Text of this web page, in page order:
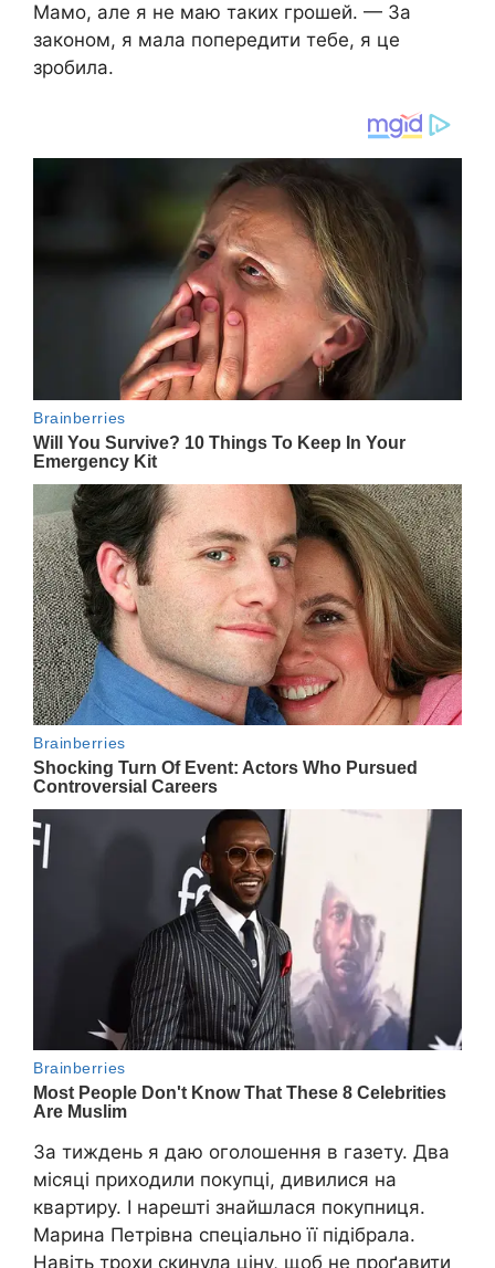
Мамо, але я не маю таких грошей. — За
законом, я мала попередити тебе, я це
зробила.
За тиждень я даю оголошення в газету. Два
місяці приходили покупці, дивилися на
квартиру. І нарешті знайшлася покупниця.
Марина Петрівна спеціально її підібрала.
Навіть трохи скинула ціну, щоб не проґавити